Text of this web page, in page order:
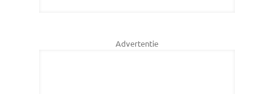
Advertentie